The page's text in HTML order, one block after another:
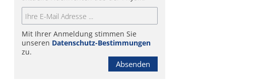
Mit Ihrer Anmeldung stimmen Sie
unseren Datenschutz-Bestimmungen
zu.
Absenden